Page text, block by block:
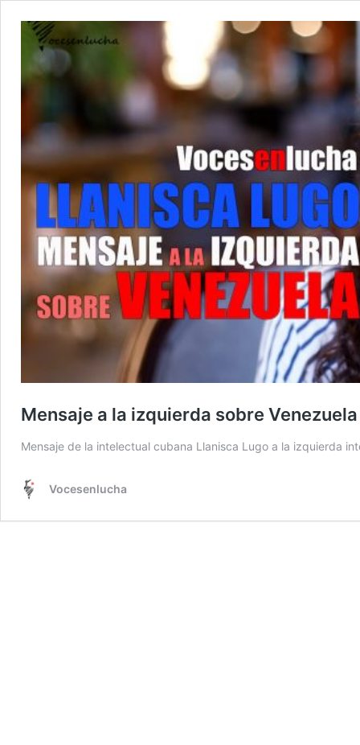
Mensaje a la izquierda sobre Venezuela
Mensaje de la intelectual cubana Llanisca Lugo a la izquierda
Vocesenlucha